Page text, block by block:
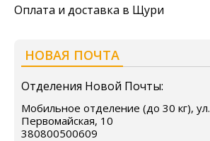
Оплата и доставка в Щури
НОВАЯ ПОЧТА
Отделения Новой Почты:
Мобильное отделение (до 30 кг), ул.
Первомайская, 10
380800500609